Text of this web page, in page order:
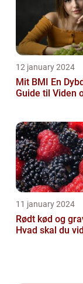
12 january 2024
Mit BMI En Dybdegående
Guide til Viden
11 january 2024
Rødt kød og
Hvad skal du